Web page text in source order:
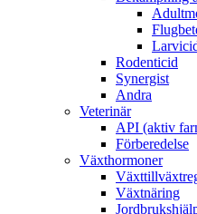
Rodenticid
Synergist
Andra
Veterinär
API (aktiv
Förberedelse
Växthormoner
Växtnäring